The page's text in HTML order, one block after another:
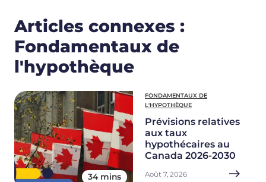
Articles connexes :
Fondamentaux de
l'hypothèque
34 mins
FONDAMENTAUX DE
L'HYPOTHÈQUE
Prévisions relatives
aux taux
hypothécaires au
Canada 2026-2030
Août 7, 2026